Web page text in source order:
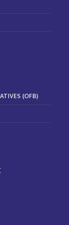
(OFB)